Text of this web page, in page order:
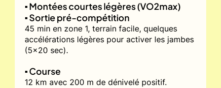
▪️ Montées courtes légères (VO2max)
▪️ Sortie pré-compétition
45 min en zone 1, terrain facile, quelques
accélérations légères pour activer les jambes
(5x20 sec).
▪️ Course
12 km avec 200 m de dénivelé positif.